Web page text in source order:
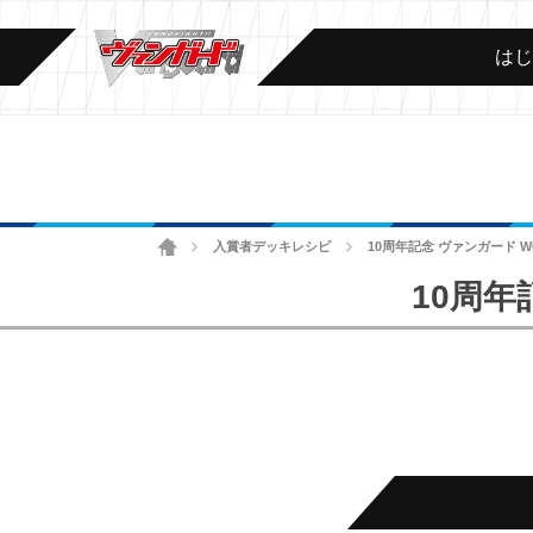
は
ホーム 入賞者デッキレシピ 10周年記念 ヴァンガード
10周年